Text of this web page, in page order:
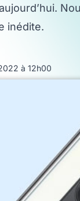
inédite.
à 12h00